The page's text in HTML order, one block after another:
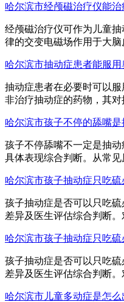
哈尔滨市经颅磁治疗仪能
经颅磁治疗仪可作为儿童
律的交变电磁场作用于大
哈尔滨市抽动症患者能服
抽动症患者在必要时可以
非治疗抽动症的药物，其
哈尔滨市孩子不停的舔嘴
孩子不停舔嘴不一定是抽
具体表现综合判断。从常
哈尔滨市孩子抽动症只吃
孩子抽动症是否可以只吃
差异及医生评估综合判断
哈尔滨市孩子抽动症只吃
孩子抽动症是否可以只吃
差异及医生评估综合判断
哈尔滨市儿童多动症是怎